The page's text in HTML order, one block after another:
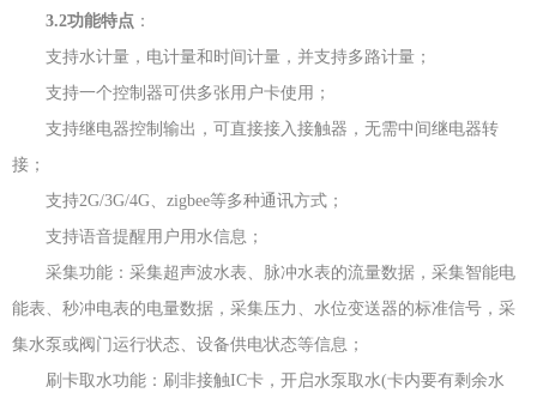
3.2功能特点 ：
支持水计量，电计量和时间计量，并支持多路计量；
支持一个控制器可供多张用户卡使用；
支持继电器控制输出，可直接接入接触器，无需中间继电器转
接；
支持2G/3G/4G、zigbee等多种通讯方式；
支持语音提醒用户用水信息；
采集功能：采集超声波水表、脉冲水表的流量数据，采集智能电
能表、秒冲电表的电量数据，采集压力、水位变送器的标准信号，采
集水泵或阀门运行状态、设备供电状态等信息；
刷卡取水功能：刷非接触IC卡，开启水泵取水(卡内要有剩余水